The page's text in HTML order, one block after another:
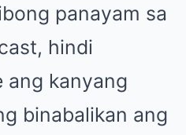
panayam sa
hindi
ang kanyang
binabalikan ang